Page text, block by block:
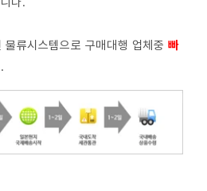
물류시스템으로 구매대행 업체중빠